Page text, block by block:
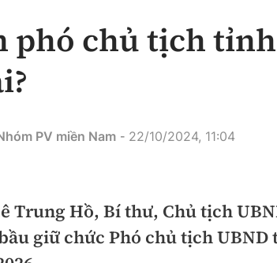
Vật liệu xây dựng Hàng
Hàng hải
Giao thông 24h
phó chủ tịch
PV miền Nam - 22/10/2024, 11:04
Trung Hồ, Bí thư, Chủ tịch
giữ chức Phó chủ tịch